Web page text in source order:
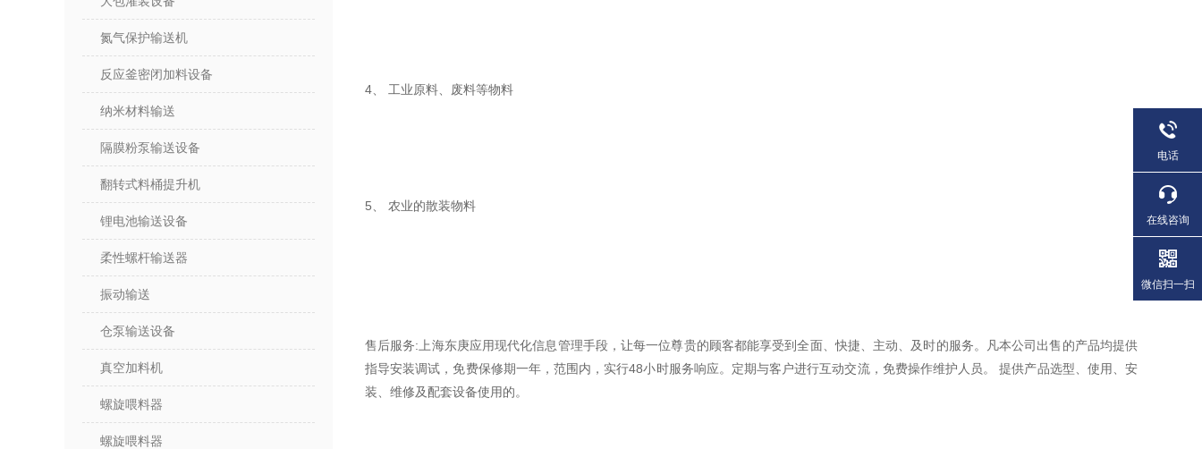
4、 工业原料、废料等物料
5、 农业的散装物料
售后服务:上海东庚应用现代化信息管理手段，让每一位尊贵的顾客都能享受到全面、快捷、主动、及时的服务。凡本公司出售的产品均提供
指导安装调试，免费保修期一年，范围内，实行48小时服务响应。定期与客户进行互动交流，免费操作维护人员。 提供产品选型、使用、安
装、维修及配套设备使用的。
氮气保护输送机
反应釜密闭加料设备
纳米材料输送
隔膜粉泵输送设备
翻转式料桶提升机
锂电池输送设备
柔性螺杆输送器
振动输送
仓泵输送设备
真空加料机
螺旋喂料器
螺旋喂料器
电话
在线咨询
微信扫一扫